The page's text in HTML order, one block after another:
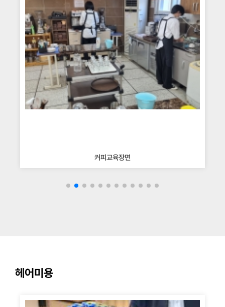
커피교육장면
헤어미용